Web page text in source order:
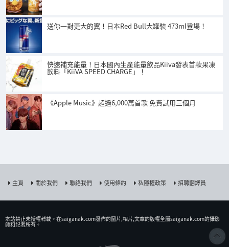
送你一對更大的翼！日本Red Bull大罐裝 473ml登場！
快速補充能量！日本國內生產能量飲品Kiiva發表首款果凍
飲料「KiiVA SPEED CHARGE」！
《Apple Music》超過6,000萬首歌 免費試用三個月
主頁 關於我們 聯絡我們 使用條約 私隱權政策 招聘翻譯員
本站禁止未授權𨍭載。在saiganak.com發佈的圖片,相片,文章的版權全屬saiganak.com的攝影
師和記者所有。